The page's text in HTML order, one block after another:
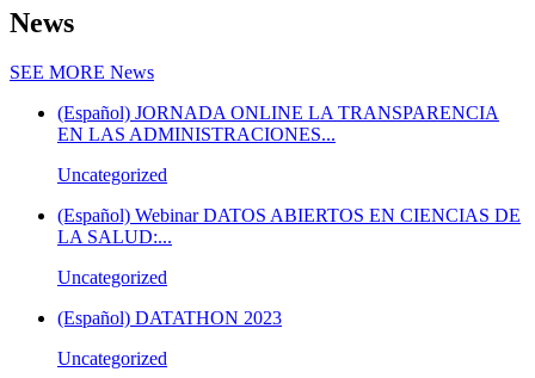
News
SEE MORE News
(Español) JORNADA ONLINE LA TRANSPARENCIA
EN LAS ADMINISTRACIONES...
Uncategorized
(Español) Webinar DATOS ABIERTOS EN CIENCIAS DE
LA SALUD:...
Uncategorized
(Español) DATATHON 2023
Uncategorized